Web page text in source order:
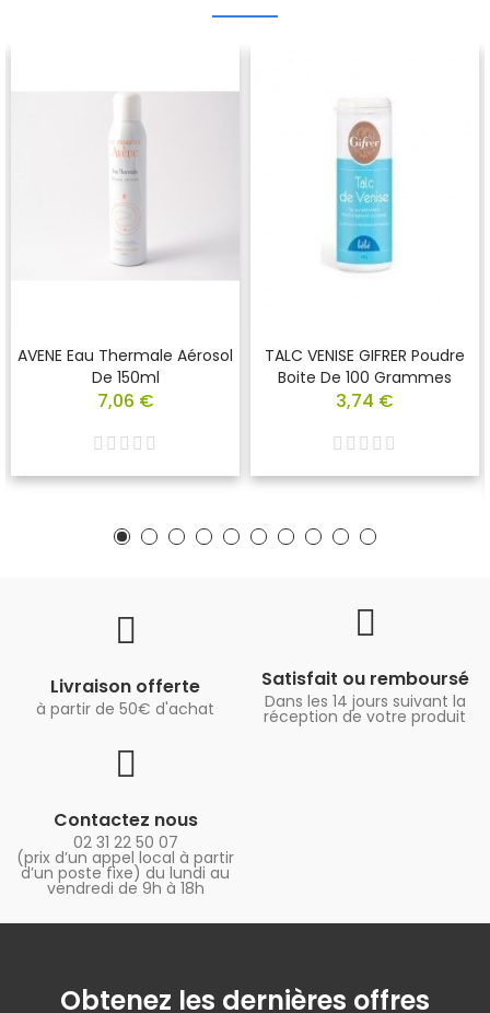
AVENE Eau Thermale Aérosol
De 150ml
7,06 €
TALC VENISE GIFRER Poudre
Boite De 100 Grammes
3,74 €
Livraison offerte
à partir de 50€ d'achat
Satisfait ou remboursé
Dans les 14 jours suivant la
réception de votre produit
Contactez nous
02 31 22 50 07
(prix d’un appel local à partir
d’un poste fixe) du lundi au
vendredi de 9h à 18h
Obtenez les dernières offres